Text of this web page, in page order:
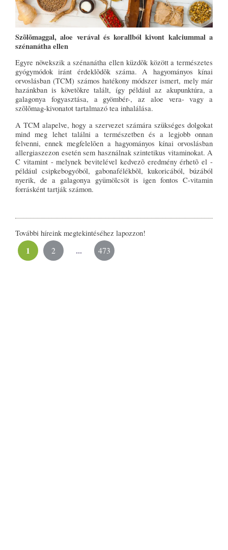
Szõlõmaggal, aloe verával és korallból kivont kalciummal a
szénanátha ellen
Egyre növekszik a szénanátha ellen küzdõk között a természetes
gyógymódok iránt érdeklõdõk száma. A hagyományos kínai
orvoslásban (TCM) számos hatékony módszer ismert, mely már
hazánkban is követõkre talált, így például az akupunktúra, a
galagonya fogyasztása, a gyömbér-, az aloe vera- vagy a
szõlõmag-kivonatot tartalmazó tea inhalálása.
A TCM alapelve, hogy a szervezet számára szükséges dolgokat
mind meg lehet találni a természetben és a legjobb onnan
felvenni, ennek megfelelõen a hagyományos kínai orvoslásban
allergiaszezon esetén sem használnak szintetikus vitaminokat. A
C vitamint - melynek bevitelével kedvezõ eredmény érhetõ el -
például csipkebogyóból, gabonafélékbõl, kukoricából, búzából
nyerik, de a galagonya gyümölcsöt is igen fontos C-vitamin
forrásként tartják számon.
További híreink megtekintéséhez lapozzon!
1 2 ... 473